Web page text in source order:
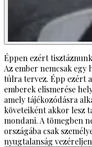
Éppen ezért
Az ember nemcsak egy
túlra tervez. Épp ezért
emberek elismerése
amely tájékozódásra
követeiként akkor lesz
mondani. A tömegben
országába csak
nyugtalanság